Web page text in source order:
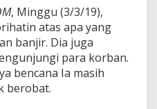
, Minggu (3/3/19),
atas apa yang
banjir. Dia juga
para korban.
bencana Ia masih
berobat.